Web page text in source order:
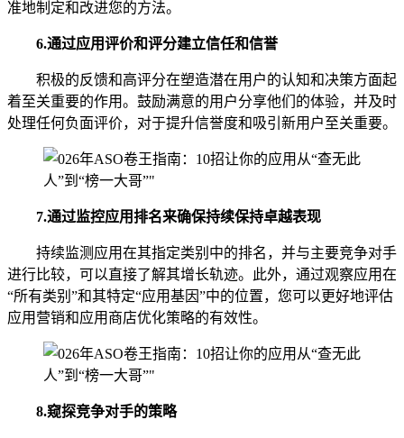
准地制定和改进您的方法。
6.通过应用评价和评分建立信任和信誉
积极的反馈和高评分在塑造潜在用户的认知和决策方面起
着至关重要的作用。鼓励满意的用户分享他们的体验，并及时
处理任何负面评价，对于提升信誉度和吸引新用户至关重要。
7.通过监控应用排名来确保持续保持卓越表现
持续监测应用在其指定类别中的排名，并与主要竞争对手
进行比较，可以直接了解其增长轨迹。此外，通过观察应用在
“所有类别”和其特定“应用基因”中的位置，您可以更好地评估
应用营销和应用商店优化策略的有效性。
8.窥探竞争对手的策略